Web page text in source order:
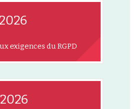
exigences du RGPD